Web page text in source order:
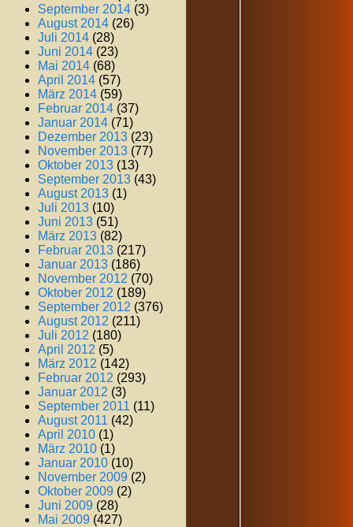
September 2014 (3)
August 2014 (26)
Juli 2014 (28)
Juni 2014 (23)
Mai 2014 (68)
April 2014 (57)
März 2014 (59)
Februar 2014 (37)
Januar 2014 (71)
Dezember 2013 (23)
November 2013 (77)
Oktober 2013 (13)
September 2013 (43)
August 2013 (1)
Juli 2013 (10)
Juni 2013 (51)
März 2013 (82)
Februar 2013 (217)
Januar 2013 (186)
November 2012 (70)
Oktober 2012 (189)
September 2012 (376)
August 2012 (211)
Juli 2012 (180)
April 2012 (5)
März 2012 (142)
Februar 2012 (293)
Januar 2012 (3)
September 2011 (11)
August 2011 (42)
April 2010 (1)
März 2010 (1)
Januar 2010 (10)
November 2009 (2)
Oktober 2009 (2)
Juni 2009 (28)
Mai 2009 (427)